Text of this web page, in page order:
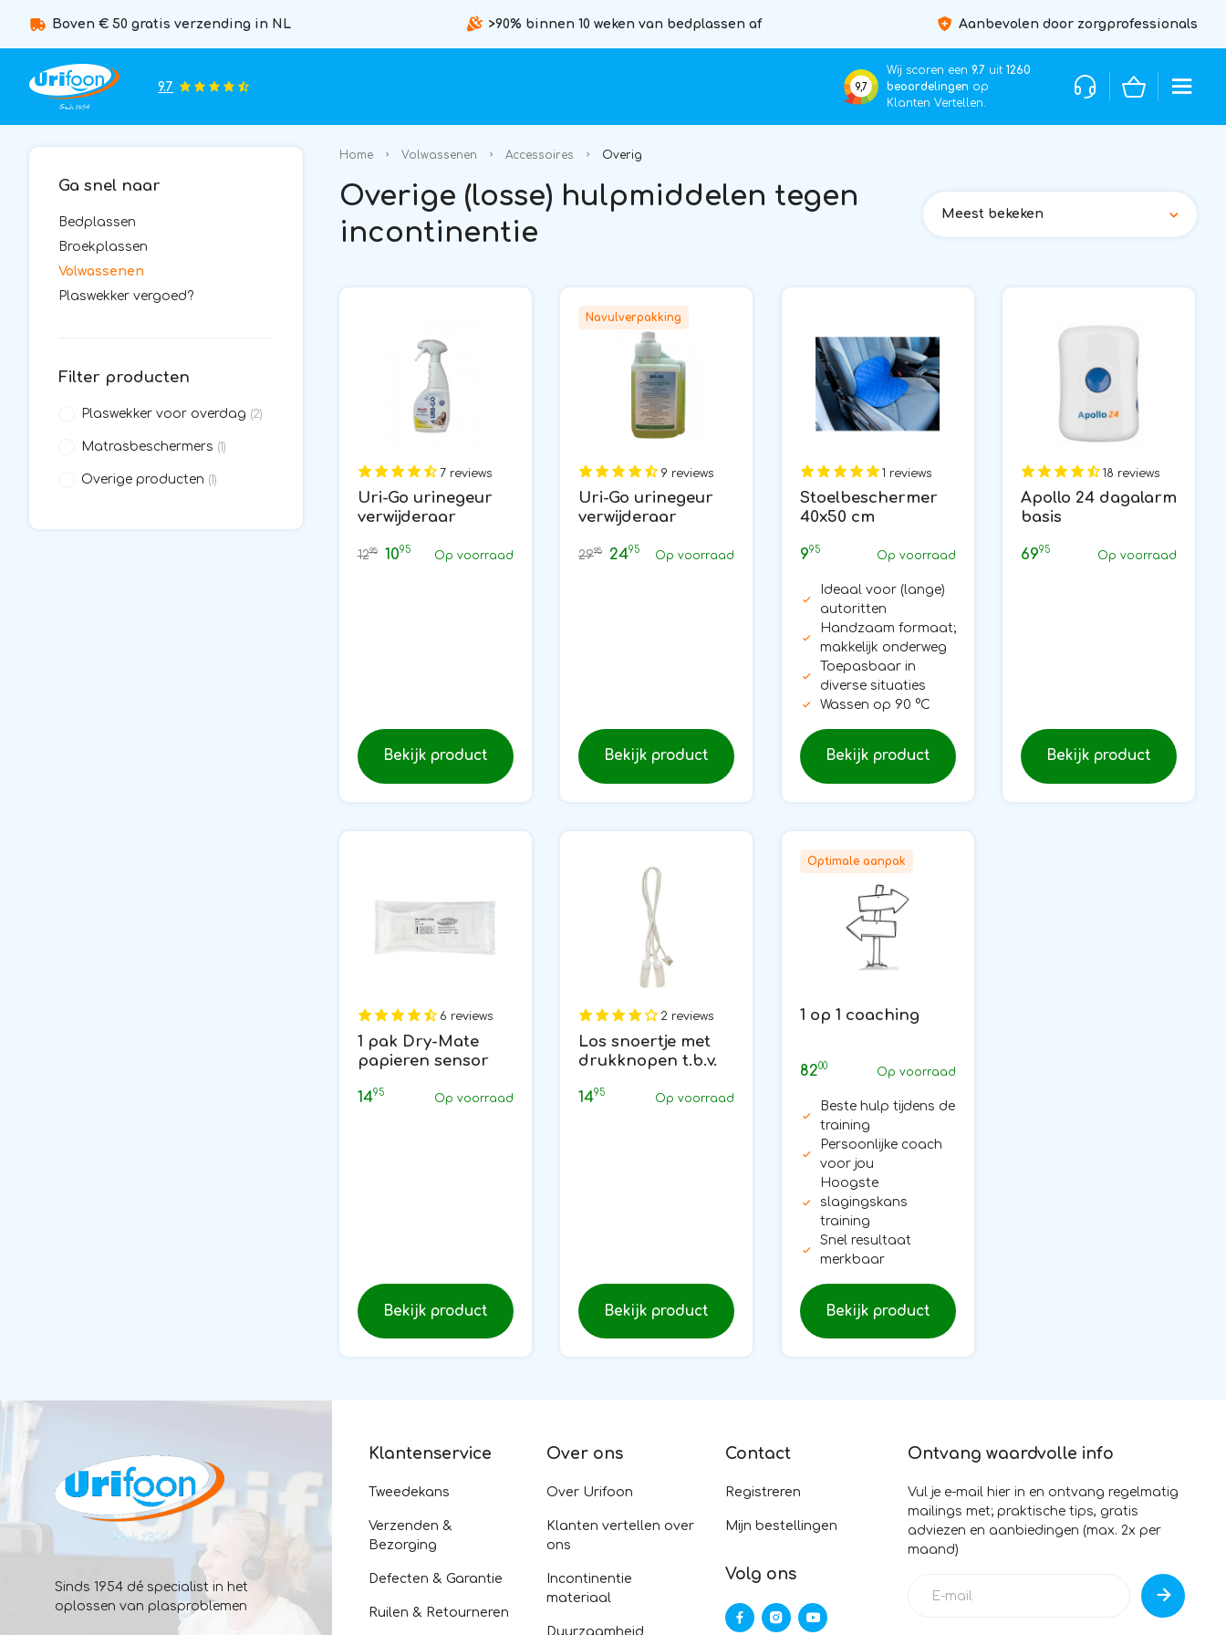
Boven € 50 gratis verzending in NL >90% binnen 10 weken van bedplassen af Aanbevolen door zorgprofessionals
9.7 9,7
Wij scoren een 9.7 uit 1260
beoordelingen op
Klanten Vertellen.
Ga snel naar
Bedplassen
Broekplassen
Volwassenen
Plaswekker vergoed?
Filter producten
Plaswekker voor overdag (2)
Matrasbeschermers (1)
Overige producten (1)
Home Volwassenen Accessoires Overig
Overige (losse) hulpmiddelen tegen
incontinentie
Meest bekeken
7 reviews
Uri-Go urinegeur
verwijderaar
1295 1095 Op voorraad
Bekijk product
Navulverpakking
9 reviews
Uri-Go urinegeur
verwijderaar
2995 2495 Op voorraad
Bekijk product
1 reviews
Stoelbeschermer
40x50 cm
995 Op voorraad
Ideaal voor (lange)
autoritten
Handzaam formaat;
makkelijk onderweg
Toepasbaar in
diverse situaties
Wassen op 90 °C
Bekijk product
18 reviews
Apollo 24 dagalarm
basis
6995 Op voorraad
Bekijk product
6 reviews
1 pak Dry-Mate
papieren sensor
1495 Op voorraad
Bekijk product
2 reviews
Los snoertje met
drukknopen t.b.v.
1495 Op voorraad
Bekijk product
Optimale aanpak
1 op 1 coaching
8200 Op voorraad
Beste hulp tijdens de
training
Persoonlijke coach
voor jou
Hoogste
slagingskans
training
Snel resultaat
merkbaar
Bekijk product
Sinds 1954 dé specialist in het
oplossen van plasproblemen
Klantenservice
Tweedekans
Verzenden &
Bezorging
Defecten & Garantie
Ruilen & Retourneren
Over ons
Over Urifoon
Klanten vertellen over
ons
Incontinentie
materiaal
Duurzaamheid
Contact
Registreren
Mijn bestellingen
Volg ons
Ontvang waardvolle info
Vul je e-mail hier in en ontvang regelmatig
mailings met; praktische tips, gratis
adviezen en aanbiedingen (max. 2x per
maand)